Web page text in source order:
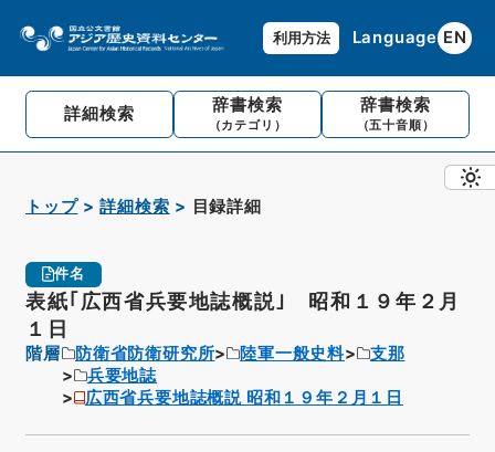
利用方法 Language EN
詳細検索 辞書検索
（カテゴリ）
辞書検索
（五十音順）
トップ 詳細検索 目録詳細
件名
表紙｢広西省兵要地誌概説｣ 昭和１９年２月
１日
階層 防衛省防衛研究所 陸軍一般史料
支那
兵要地誌
広西省兵要地誌概説 昭和１９年２月１日